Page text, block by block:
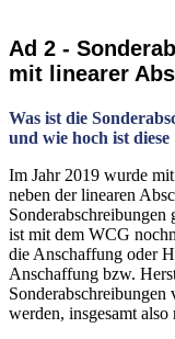
Ad 2 -
mit linearer
Was ist die
und wie hoch ist diese
Im Jahr 2019 wurde
neben der linearen
ist mit dem WCG
die Anschaffung oder
Anschaffung bzw.
Sonderabschreibungen
werden, insgesamt